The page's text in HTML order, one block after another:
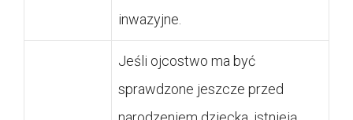
inwazyjne.
Jeśli ojcostwo ma być
sprawdzone jeszcze przed